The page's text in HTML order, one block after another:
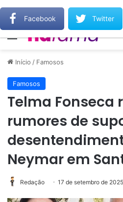
Início / Famosos
Famosos
Telma Fonseca
rumores de
Neymar em
Redação 17 de setembro de 2025
Facebook Twitter